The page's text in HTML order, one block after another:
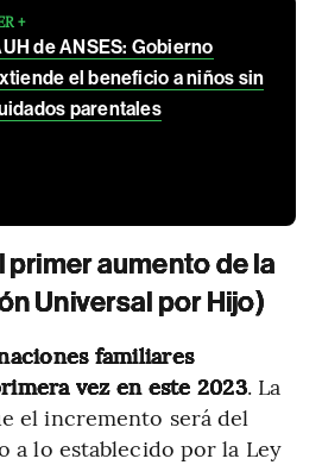
+
de ANSES: Gobierno
el beneficio a niños sin
parentales
primer aumento de la
Universal por Hijo)
familiares
vez en este 2023. La
el incremento será del
a lo establecido por la Ley